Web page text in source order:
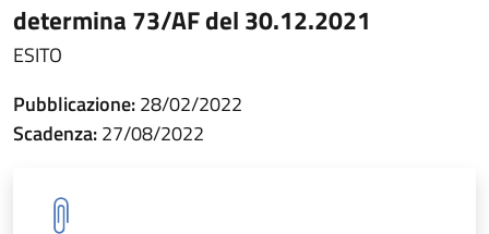
determina 73/AF del 30.12.2021
ESITO
Pubblicazione:28/02/2022
Scadenza:27/08/2022